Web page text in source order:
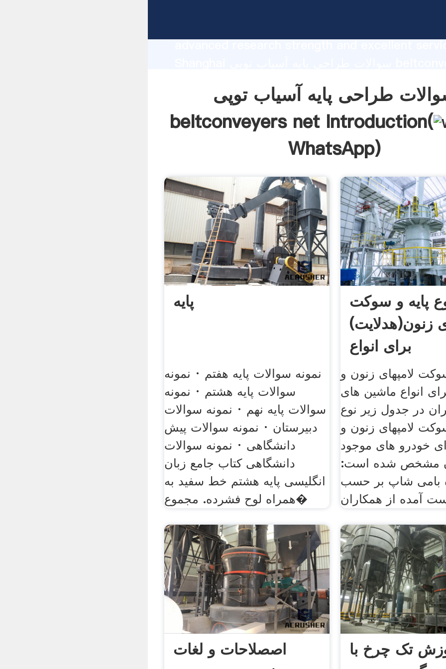
net supplier create the value and bring values
customers.طراحی پایه آسیاب توپی
beltconveyers net Introduction(
WhatsApp)
پايه
سوالات پایه هشتم · نمونه
سوالات پایه نهم · نمونه سوالات
دبیرستان · نمونه سوالات پیش
دانشگاهی · نمونه سوالات
دانشگاهی کتاب جامع زبان
انگلیسی پایه هشتم خط سفید به
همراه لوح فشرده. مجموع�
پایه و سوکت
زنون(هدلایت)
برای انواع
لامپهای زنون و
انواع ماشین های
در جدول زیر نوع
لامپهای زنون و
خودرو های موجود
مشخص شده است:
بامی شاپ بر حسب
آمده از همکاران
اصصلاحات و لغات
تک چرخ با